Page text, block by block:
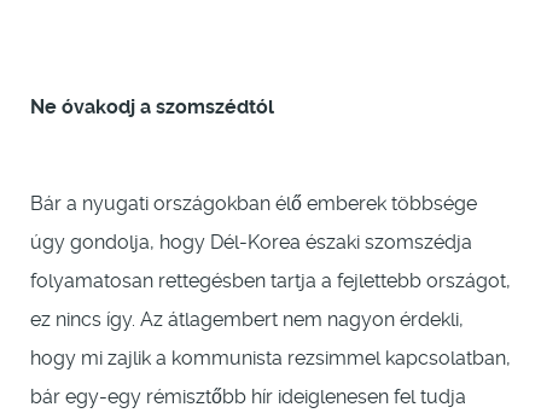
Ne óvakodj a szomszédtól
Bár a nyugati országokban élő emberek többsége
úgy gondolja, hogy Dél-Korea északi szomszédja
folyamatosan rettegésben tartja a fejlettebb országot,
ez nincs így. Az átlagembert nem nagyon érdekli,
hogy mi zajlik a kommunista rezsimmel kapcsolatban,
bár egy-egy rémisztőbb hír ideiglenesen fel tudja